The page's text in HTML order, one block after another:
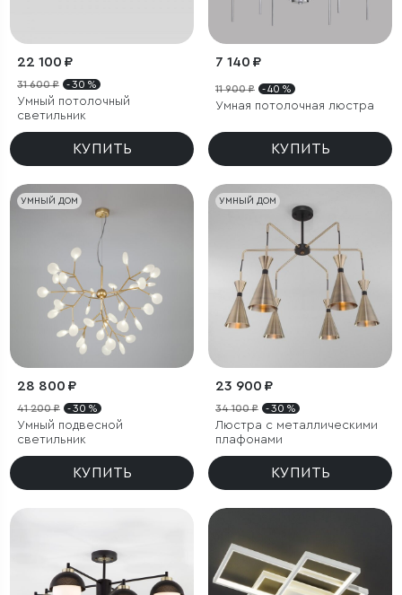
22 100 ₽
31 600 ₽ - 30 %
Умный потолочный
светильник
КУПИТЬ
7 140 ₽
11 900 ₽ - 40 %
Умная потолочная люстра
КУПИТЬ
УМНЫЙ ДОМ
28 800 ₽
41 200 ₽ - 30 %
Умный подвесной
светильник
КУПИТЬ
УМНЫЙ ДОМ
23 900 ₽
34 100 ₽ - 30 %
Люстра с металлическими
плафонами
КУПИТЬ